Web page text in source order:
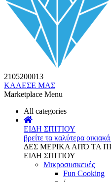
2105200013
ΚΑΛΕΣΕ ΜΑΣ
Marketplace Menu
All categories
ΕΙΔΗ ΣΠΙΤΙΟΥ
βρείτε τα καλύτερα
ΔΕΣ ΜΕΡΙΚΑ ΑΠΌ ΤΑ
ΕΙΔΗ ΣΠΙΤΙΟΥ
Μικροσυσκευές
Fun Cooking